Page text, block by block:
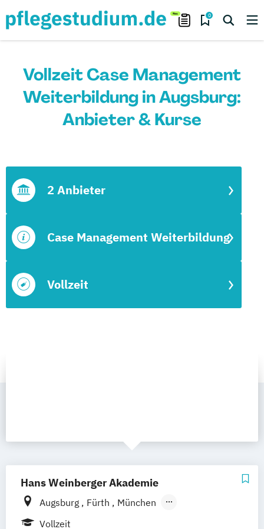
0
Vollzeit Case Management
Weiterbildung in Augsburg:
Anbieter & Kurse
Vollzeit
Case Management Weiterbildung
2 Anbieter
Hans Weinberger Akademie
Augsburg Fürth
München
Aschaffenburg
Vollzeit